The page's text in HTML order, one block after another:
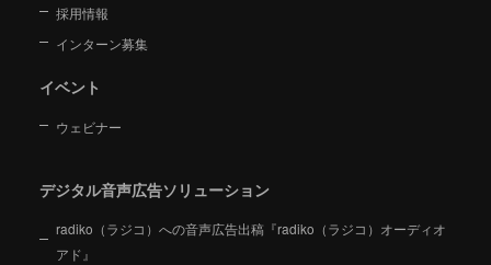
採用情報
インターン募集
イベント
ウェビナー
デジタル音声広告ソリューション
radiko（ラジコ）への音声広告出稿『radiko（ラジコ）オーディオ
アド』